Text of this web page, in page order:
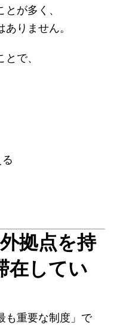
が多く、
りません。
で、
拠点を持
在してい
も重要な制度」で